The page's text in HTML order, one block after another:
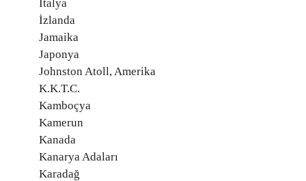
İtalya
İzlanda
Jamaika
Japonya
Johnston Atoll, Amerika
K.K.T.C.
Kamboçya
Kamerun
Kanada
Kanarya Adaları
Karadağ